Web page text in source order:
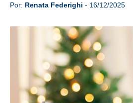
Por: Renata Federighi - 16/12/2025